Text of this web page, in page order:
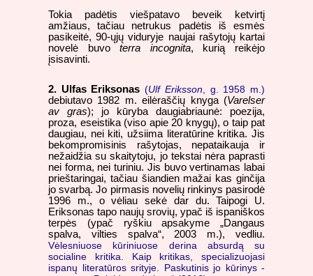
Tokia padėtis viešpatavo beveik ketvirtį
amžiaus, tačiau netrukus padėtis iš esmės
pasikeitė, 90-ųjų viduryje naujai rašytojų kartai
novelė buvoterra incognita, kurią reikėjo
įsisavinti.
2. Ulfas Eriksonas (Ulf Eriksson, g. 1958 m.)
debiutavo 1982 m. eilėraščių knyga (Varelser
av gras); jo kūryba daugiabriaunė: poezija,
proza, eseistika (viso apie 20 knygų), o taip pat
daugiau, nei kiti, užsiima literatūrine kritika. Jis
bekompromisinis rašytojas, nepataikauja ir
nežaidžia su skaitytoju, jo tekstai nėra paprasti
nei forma, nei turiniu. Jis buvo vertinamas labai
prieštaringai, tačiau šiandien mažai kas ginčija
jo svarbą. Jo pirmasis novelių rinkinys pasirodė
1996 m., o vėliau sekė dar du. Taipogi U.
Eriksonas tapo naujų srovių, ypač iš ispaniškos
terpės (ypač ryškiu apsakyme „Dangaus
spalva, vilties spalva“, 2003 m.), vedliu.
Vėlesniuose kūriniuose derina absurdą su
socialine kritika. Kaip kritikas, specializuojasi
ispanų literatūros srityje. Paskutinis jo kūrinys -